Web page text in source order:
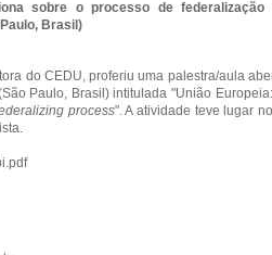
sobre o processo de federalização
Brasil)
do CEDU, proferiu uma palestra/aula
Paulo, Brasil) intitulada "União
process". A atividade teve lugar